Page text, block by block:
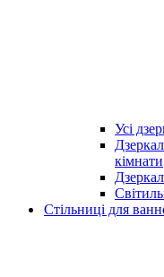
Усі
кімнати
Стільниці для